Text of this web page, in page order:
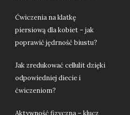
Ćwiczenia na klatkę
piersiową dla kobiet – jak
poprawić jędrność biustu?
Jak zredukować cellulit dzięki
odpowiedniej diecie i
ćwiczeniom?